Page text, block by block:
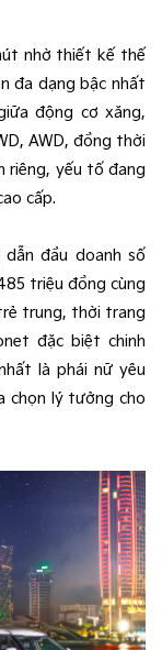
nhờ thiết kế thế
đa dạng bậc nhất
động cơ xăng,
AWD, đồng thời
riêng, yếu tố đang
cấp.
đầu doanh số
triệu đồng cùng
trung, thời trang
đặc biệt chinh
là phái nữ yêu
chọn lý tưởng cho